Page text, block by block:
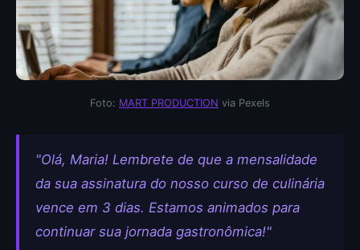
Foto: MART PRODUCTION via Pexels
"Olá, Maria! Lembrete de que a mensalidade
da sua assinatura do nosso curso de culinária
vence em 3 dias. Estamos animados para
continuar sua jornada gastronômica!"